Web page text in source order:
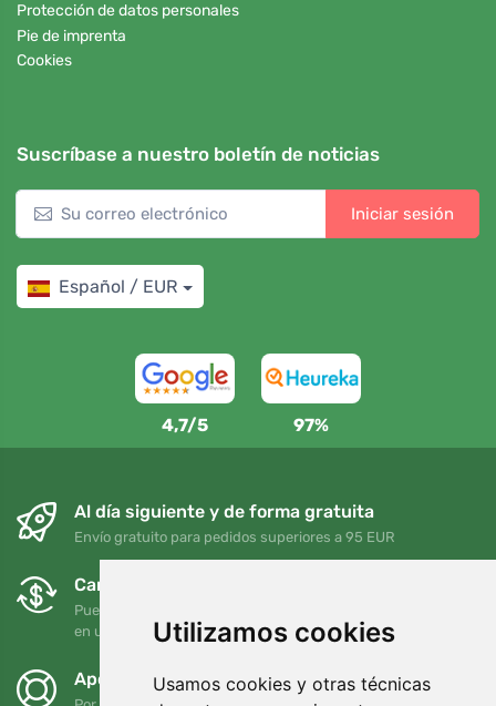
Utilizamos cookies
Usamos cookies y otras técnicas
Protección de datos personales
Pie de imprenta
Cookies
Suscríbase a nuestro boletín de noticias
Iniciar sesión
Español / EUR
4,7/5 97%
Al día siguiente y de forma gratuita
Envío gratuito para pedidos superiores a 95 EUR
Cambios y devoluciones gratuitos
Puede devolver o cambiar su pedido en cualquier momento
en un plazo de 90 días
Apoyamos a Trees.org